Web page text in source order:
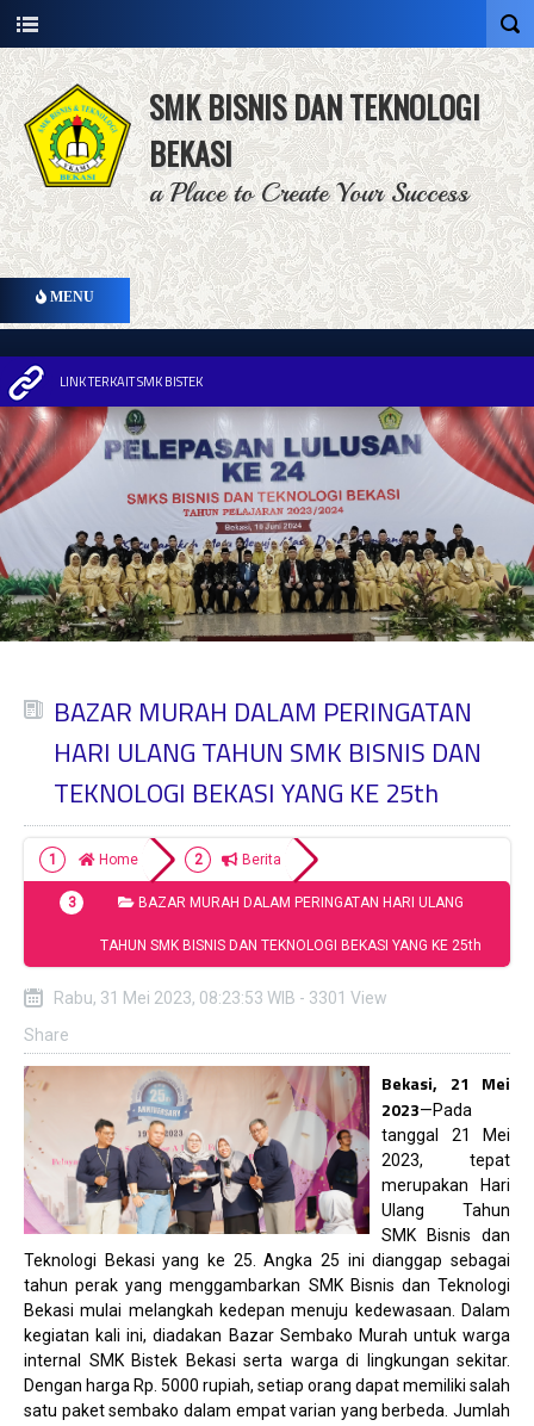
SMK BISNIS DAN TEKNOLOGI
BEKASI
a Place to Create Your Success
MENU
LINK TERKAIT SMK BISTEK
BAZAR MURAH DALAM PERINGATAN
HARI ULANG TAHUN SMK BISNIS DAN
TEKNOLOGI BEKASI YANG KE 25th
Home Berita
BAZAR MURAH DALAM PERINGATAN HARI ULANG
TAHUN SMK BISNIS DAN TEKNOLOGI BEKASI YANG KE 25th
Rabu, 31 Mei 2023, 08:23:53 WIB - 3301 View
Share
Bekasi, 21 Mei
2023—Pada
tanggal 21 Mei
2023, tepat
merupakan Hari
Ulang Tahun
SMK Bisnis dan
Teknologi Bekasi yang ke 25. Angka 25 ini dianggap sebagai
tahun perak yang menggambarkan SMK Bisnis dan Teknologi
Bekasi mulai melangkah kedepan menuju kedewasaan. Dalam
kegiatan kali ini, diadakan Bazar Sembako Murah untuk warga
internal SMK Bistek Bekasi serta warga di lingkungan sekitar.
Dengan harga Rp. 5000 rupiah, setiap orang dapat memiliki salah
satu paket sembako dalam empat varian yang berbeda. Jumlah